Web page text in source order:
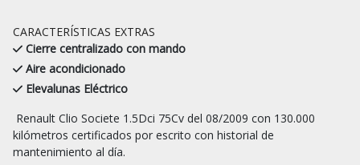
CARACTERÍSTICAS EXTRAS
Cierre centralizado con mando
Aire acondicionado
Elevalunas Eléctrico
kilómetros certificados por escrito con historial de
mantenimiento al día.